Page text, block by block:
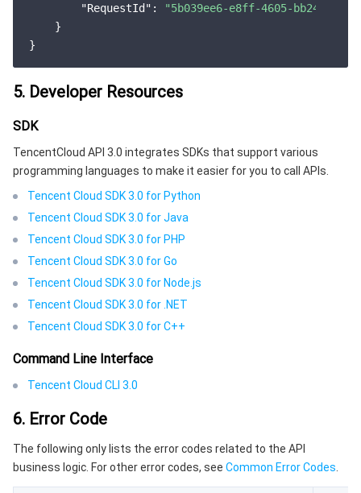
"RequestId" :
"5b039ee6-e8ff-4605-bb24-
    }
5. Developer Resources
SDK
TencentCloud API 3.0 integrates SDKs that support various
programming languages to make it easier for you to call APIs.
Tencent Cloud SDK 3.0 for Python
Tencent Cloud SDK 3.0 for Java
Tencent Cloud SDK 3.0 for PHP
Tencent Cloud SDK 3.0 for Go
Tencent Cloud SDK 3.0 for Node.js
Tencent Cloud SDK 3.0 for .NET
Tencent Cloud SDK 3.0 for C++
Command Line Interface
Tencent Cloud CLI 3.0
6. Error Code
The following only lists the error codes related to the API
business logic. For other error codes, see Common Error Codes